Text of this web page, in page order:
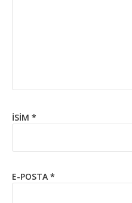
İSIM *
E-POSTA *